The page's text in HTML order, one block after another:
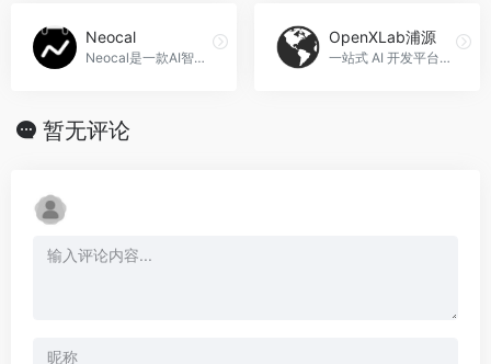
Neocal
Neocal是一款AI智能日历应用，帮助您有效管理时间和计划日程。
OpenXLab浦源
一站式 AI 开发平台，OpenXLab浦源官网入口网址
暂无评论